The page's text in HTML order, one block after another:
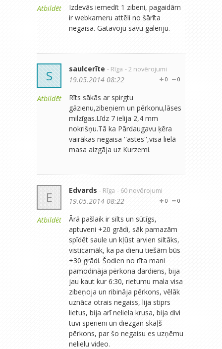
Atbildēt
Izdevās iemedīt 1 zibeni, pagaidām
ir webkameru attēli no šārīta
negaisa. Gatavoju savu galeriju.
S
Atbildēt
saulcerīte - Rīga - 2 novērojumi
0
0
19.05.2014 08:22
Rīts sākās ar spirgtu
gāzienu,zibeņiem un pērkonu,lāses
milzīgas.Līdz 7 ielija 2,4 mm
nokrišņu.Tā ka Pārdaugavu ķēra
vairākas negaisa ''astes'',visa lielā
masa aizgāja uz Kurzemi.
E
Atbildēt
Edvards - Rīga - 60 novērojumi
0
0
19.05.2014 08:22
Ārā pašlaik ir silts un sūtīgs,
aptuveni +20 grādi, sāk pamazām
spīdēt saule un kļūst arvien siltāks,
visticamāk, ka pa dienu tiešām būs
+30 grādi. Šodien no rīta mani
pamodināja pērkona dardiens, bija
jau kaut kur 6:30, rietumu mala visa
zibeņoja un ribināja pērkons, vēlāk
uznāca otrais negaiss, lija stiprs
lietus, bija arī neliela krusa, bija divi
tuvi spērieni un diezgan skaļš
pērkons, par šo negaisu es uzņēmu
nelielu video.